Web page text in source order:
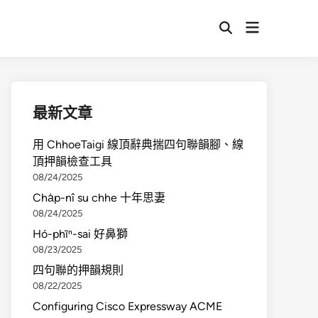
最新文章
用 ChhoeTaigi 線頂辭典揣四句聯韻腳、線
頂押韻檢查工具
08/24/2025
Cha̍p-nî su chhe 十年思妻
08/24/2025
Hó-phīⁿ-sai 好鼻獅
08/23/2025
四句聯的押韻規則
08/22/2025
Configuring Cisco Expressway ACME